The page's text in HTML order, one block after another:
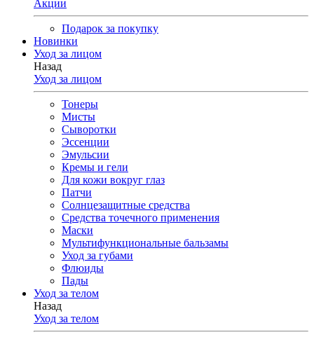
Акции
Подарок за покупку
Новинки
Уход за лицом
Назад
Уход за лицом
Тонеры
Мисты
Сыворотки
Эссенции
Эмульсии
Кремы и гели
Для кожи вокруг глаз
Патчи
Солнцезащитные средства
Средства точечного применения
Маски
Мультифункциональные бальзамы
Уход за губами
Флюиды
Пады
Уход за телом
Назад
Уход за телом